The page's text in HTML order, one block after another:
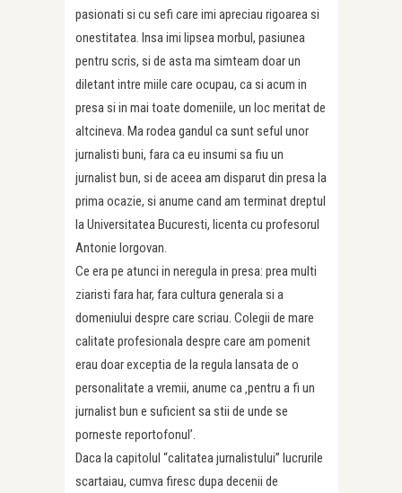
pasionati si cu sefi care imi apreciau rigoarea si
onestitatea. Insa imi lipsea morbul, pasiunea
pentru scris, si de asta ma simteam doar un
diletant intre miile care ocupau, ca si acum in
presa si in mai toate domeniile, un loc meritat de
altcineva. Ma rodea gandul ca sunt seful unor
jurnalisti buni, fara ca eu insumi sa fiu un
jurnalist bun, si de aceea am disparut din presa la
prima ocazie, si anume cand am terminat dreptul
la Universitatea Bucuresti, licenta cu profesorul
Antonie Iorgovan.
Ce era pe atunci in neregula in presa: prea multi
ziaristi fara har, fara cultura generala si a
domeniului despre care scriau. Colegii de mare
calitate profesionala despre care am pomenit
erau doar exceptia de la regula lansata de o
personalitate a vremii, anume ca ‚pentru a fi un
jurnalist bun e suficient sa stii de unde se
porneste reportofonul’.
Daca la capitolul “calitatea jurnalistului” lucrurile
scartaiau, cumva firesc dupa decenii de